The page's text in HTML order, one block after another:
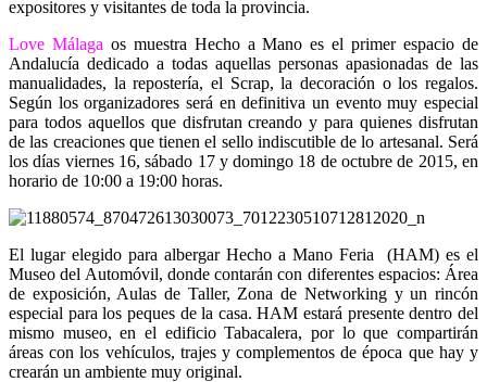
expositores y visitantes de toda la provincia.
Love Málaga os muestra Hecho a Mano es el primer espacio de
Andalucía dedicado a todas aquellas personas apasionadas de las
manualidades, la repostería, el Scrap, la decoración o los regalos.
Según los organizadores será en definitiva un evento muy especial
para todos aquellos que disfrutan creando y para quienes disfrutan
de las creaciones que tienen el sello indiscutible de lo artesanal. Será
los días viernes 16, sábado 17 y domingo 18 de octubre de 2015, en
horario de 10:00 a 19:00 horas.
El lugar elegido para albergar Hecho a Mano Feria (HAM) es el
Museo del Automóvil, donde contarán con diferentes espacios: Área
de exposición, Aulas de Taller, Zona de Networking y un rincón
especial para los peques de la casa. HAM estará presente dentro del
mismo museo, en el edificio Tabacalera, por lo que compartirán
áreas con los vehículos, trajes y complementos de época que hay y
crearán un ambiente muy original.